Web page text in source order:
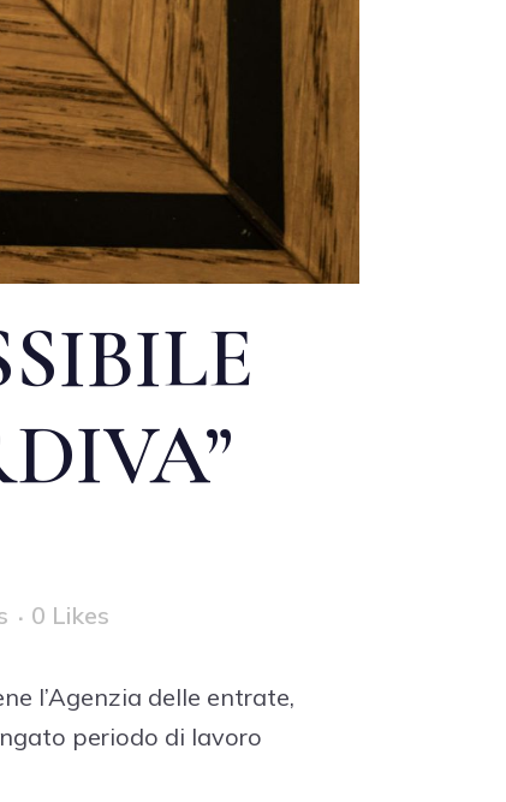
0 Likes
l’Agenzia delle entrate,
periodo di lavoro